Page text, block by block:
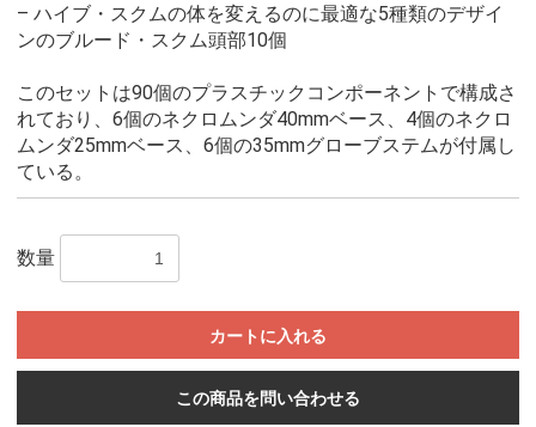
– ハイブ・スクムの体を変えるのに最適な5種類のデザイ
ンのブルード・スクム頭部10個
このセットは90個のプラスチックコンポーネントで構成さ
れており、6個のネクロムンダ40mmベース、4個のネクロ
ムンダ25mmベース、6個の35mmグローブステムが付属し
ている。
数量
カートに入れる
この商品を問い合わせる